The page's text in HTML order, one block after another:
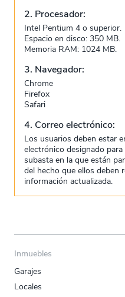
2. Procesador:
Intel Pentium 4 o superior.
Espacio en disco: 350 MB.
Memoria RAM: 1024 MB.
3. Navegador:
Chrome
Firefox
Safari
4. Correo electrónico:
Los usuarios deben estar
electrónico designado
subasta en la que están
del hecho que ellos deben
información actualizada.
Inmuebles
Garajes
Locales